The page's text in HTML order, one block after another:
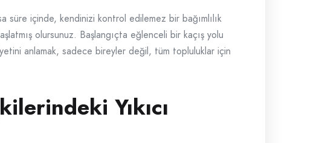
süre içinde, kendinizi kontrol edilemez bir bağımlılık
olursunuz. Başlangıçta eğlenceli bir kaçış yolu
anlamak, sadece bireyler değil, tüm topluluklar için
Yıkıcı